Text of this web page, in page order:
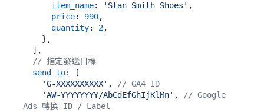
item_name: 'Stan Smith Shoes' ,
price: 990,
quantity: 2,
// 指定發送目標
send_to: [
'G-XXXXXXXXXX' , // GA4 ID
'AW-YYYYYYYY/AbCdEfGhIjKlMn' , // Google
Ads 轉換 ID / Label